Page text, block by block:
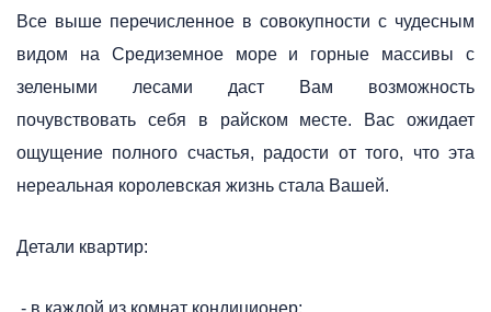
Все выше перечисленное в совокупности с чудесным
видом на Средиземное море и горные массивы с
зелеными лесами даст Вам возможность
почувствовать себя в райском месте. Вас ожидает
ощущение полного счастья, радости от того, что эта
нереальная королевская жизнь стала Вашей.
Детали квартир:
- в каждой из комнат кондиционер;